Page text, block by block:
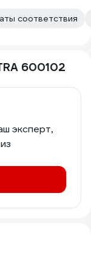
соответствия
600102
эксперт,